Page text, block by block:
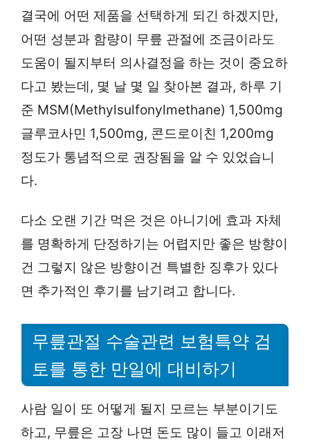
결국에 어떤 제품을 선택하게 되긴 하겠지만,
어떤 성분과 함량이 무릎 관절에 조금이라도
도움이 될지부터 의사결정을 하는 것이 중요하
다고 봤는데, 몇 날 몇 일 찾아본 결과, 하루 기
준 MSM(Methylsulfonylmethane) 1,500mg
글루코사민 1,500mg, 콘드로이친 1,200mg
정도가 통념적으로 권장됨을 알 수 있었습니
다.
다소 오랜 기간 먹은 것은 아니기에 효과 자체
를 명확하게 단정하기는 어렵지만 좋은 방향이
건 그렇지 않은 방향이건 특별한 징후가 있다
면 추가적인 후기를 남기려고 합니다.
무릎관절 수술관련 보험특약 검
토를 통한 만일에 대비하기
사람 일이 또 어떻게 될지 모르는 부분이기도
하고, 무릎은 고장 나면 돈도 많이 들고 이래저